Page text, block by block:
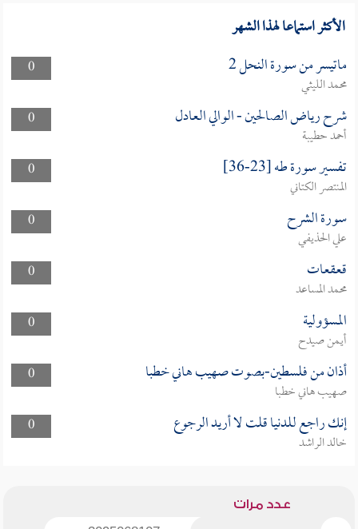
الأكثر استماعا لهذا الشهر
0 ماتيسر من سورة النحل 2
محمد الليثي
0
شرح رياض الصالحين - الوالي العادل
أحمد حطيبة
0
تفسير سورة طه [23-36]
المنتصر الكتاني
0
سورة الشرح
علي الحذيفي
0
قعقعات
محمد المساعد
0
المسؤولية
أيمن صيدح
0
أذان من فلسطين-بصوت صهيب هاني خطبا
صهيب هاني خطبا
0
إنك راجع للدنيا قلت لا أريد الرجوع
خالد الراشد
عدد مرات